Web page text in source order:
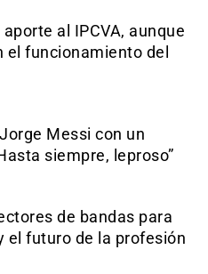
al IPCVA, aunque
el funcionamiento del
Messi con un
siempre, leproso”
de bandas para
el futuro de la profesión